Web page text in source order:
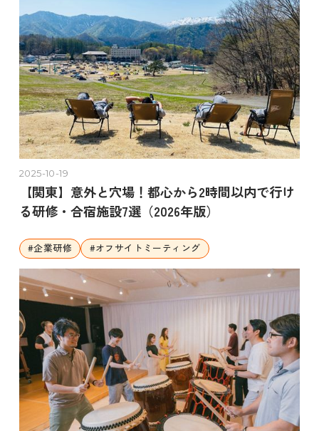
2025-10-19
【関東】意外と穴場！都心から2時間以内で行け
る研修・合宿施設7選（2026年版）
#企業研修 #オフサイトミーティング